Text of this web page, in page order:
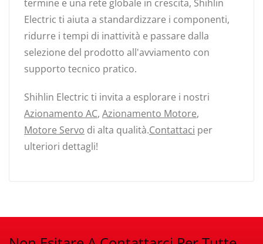
termine e una rete globale in crescita, Shihlin
Electric ti aiuta a standardizzare i componenti,
ridurre i tempi di inattività e passare dalla
selezione del prodotto all'avviamento con
supporto tecnico pratico.
Shihlin Electric ti invita a esplorare i nostri
Azionamento AC, Azionamento Motore,
Motore Servo di alta qualità.Contattaci per
ulteriori dettagli!